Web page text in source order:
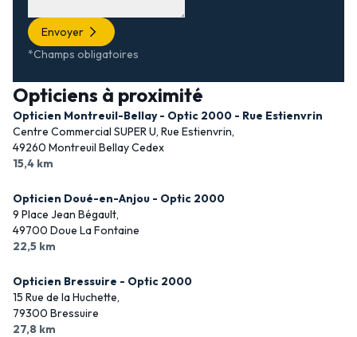
Envoyer
*Champs obligatoires
Opticiens à proximité
Opticien Montreuil-Bellay - Optic 2000 - Rue Estienvrin
Centre Commercial SUPER U, Rue Estienvrin,
49260 Montreuil Bellay Cedex
15,4 km
Opticien Doué-en-Anjou - Optic 2000
9 Place Jean Bégault,
49700 Doue La Fontaine
22,5 km
Opticien Bressuire - Optic 2000
15 Rue de la Huchette,
79300 Bressuire
27,8 km